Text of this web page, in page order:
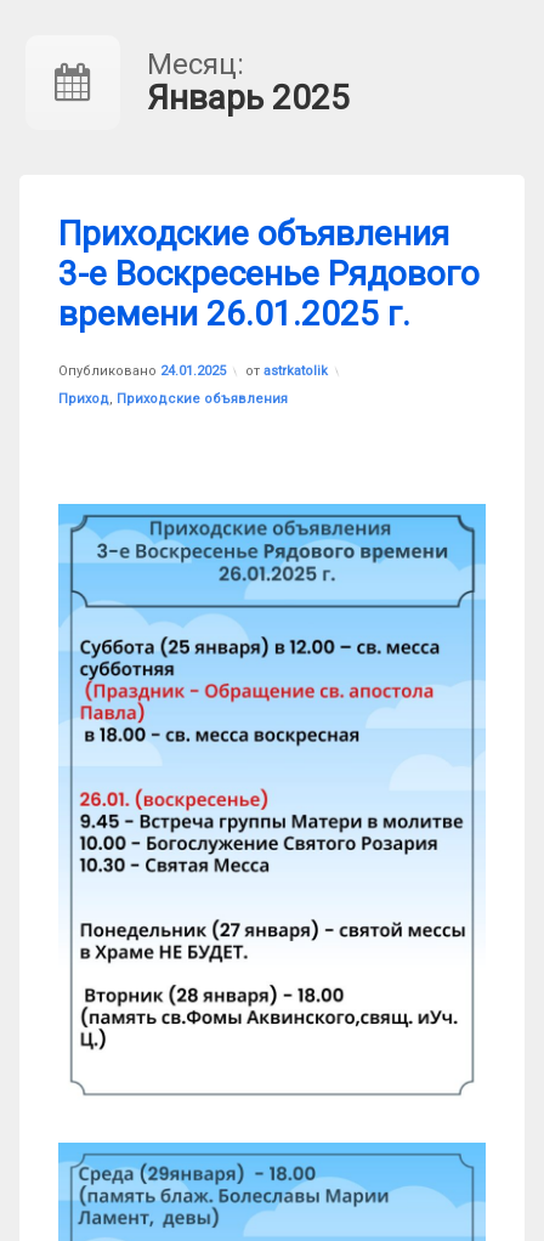
Месяц:
Январь 2025
Приходские объявления
3-е Воскресенье Рядового
времени 26.01.2025 г.
Опубликовано 24.01.2025
Обновлено на
от astrkatolik
Рубрики:
Приход, Приходские объявления